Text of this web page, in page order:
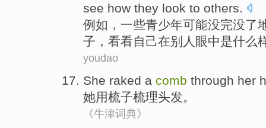
see how they look to others.
例如 ， 一些青少年可能没完没了
子 ， 看看自己在别人 眼中是什么
youdao
She raked a comb through her
她用梳子梳理头发。
《牛津词典》